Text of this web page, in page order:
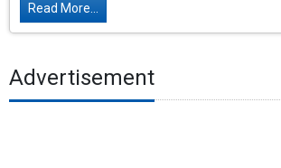
Read More...
Advertisement